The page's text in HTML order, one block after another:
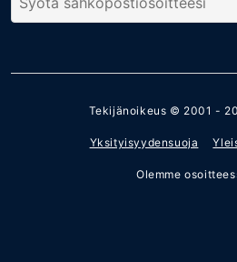
Tekijänoikeus © 2001 -
Yksityisyydensuoja
Olemme